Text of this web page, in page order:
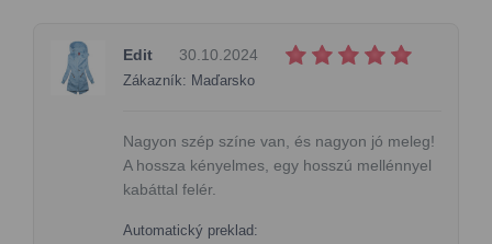
Edit 30.10.2024
Zákazník: Maďarsko
Nagyon szép színe van, és nagyon jó meleg!
A hossza kényelmes, egy hosszú mellénnyel
kabáttal felér.
Automatický preklad: